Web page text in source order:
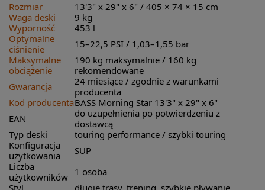
Rozmiar
13'3" x 29" x 6" / 405 × 74 × 15 cm
Waga deski
9 kg
Wyporność
453 l
Optymalne
ciśnienie
15–22,5 PSI / 1,03–1,55 bar
Maksymalne
obciążenie
190 kg maksymalnie / 160 kg
rekomendowane
Gwarancja
24 miesiące / zgodnie z warunkami
producenta
Kod producentaBASS Morning Star 13'3" x 29" x 6"
EAN
do uzupełnienia po potwierdzeniu z
dostawcą
Typ deski
touring performance / szybki touring
Konfiguracja
użytkowania
SUP
Liczba
użytkowników 1 osoba